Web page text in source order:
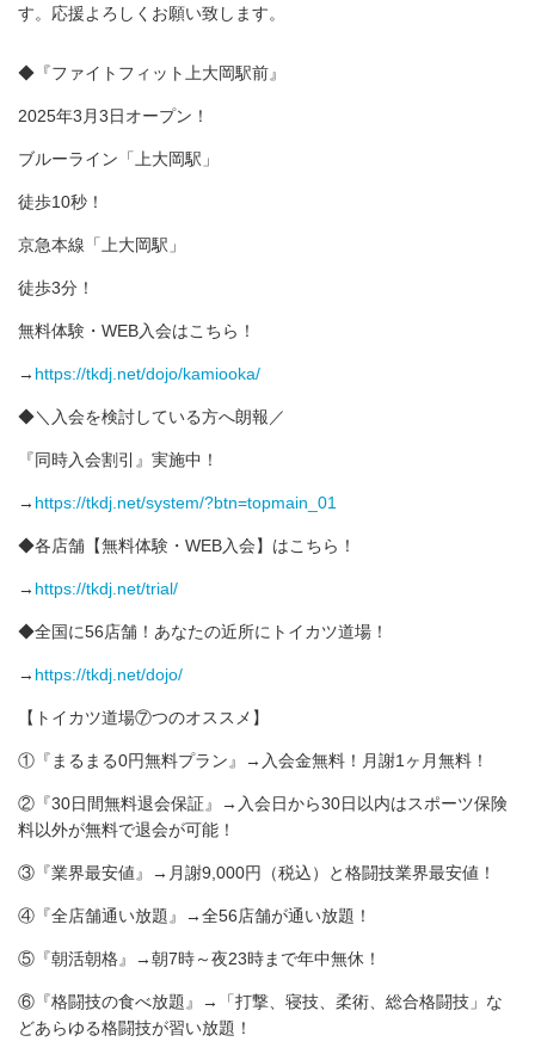
す。応援よろしくお願い致します。
◆『ファイトフィット上大岡駅前』
2025年3月3日オープン！
ブルーライン「上大岡駅」
徒歩10秒！
京急本線「上大岡駅」
徒歩3分！
無料体験・WEB入会はこちら！
→ https://tkdj.net/dojo/kamiooka/
◆＼入会を検討している方へ朗報／
『同時入会割引』実施中！
→ https://tkdj.net/system/?btn=topmain_01
◆各店舗【無料体験・WEB入会】はこちら！
→ https://tkdj.net/trial/
◆全国に56店舗！あなたの近所にトイカツ道場！
→ https://tkdj.net/dojo/
【トイカツ道場⑦つのオススメ】
①『まるまる0円無料プラン』→入会金無料！月謝1ヶ月無料！
②『30日間無料退会保証』→入会日から30日以内はスポーツ保険
料以外が無料で退会が可能！
③『業界最安値』→月謝9,000円（税込）と格闘技業界最安値！
④『全店舗通い放題』→全56店舗が通い放題！
⑤『朝活朝格』→朝7時～夜23時まで年中無休！
⑥『格闘技の食べ放題』→「打撃、寝技、柔術、総合格闘技」な
どあらゆる格闘技が習い放題！